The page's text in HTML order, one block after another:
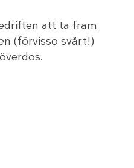
att ta fram
(förvisso svårt!)